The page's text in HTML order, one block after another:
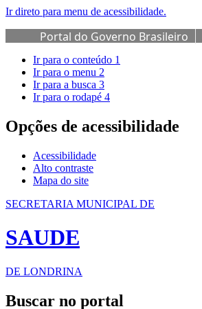
Ir direto para menu de acessibilidade.
Portal do Governo Brasileiro
Ir para o conteúdo 1
Ir para o menu 2
Ir para a busca 3
Ir para o rodapé 4
Opções de acessibilidade
Acessibilidade
Alto contraste
Mapa do site
SECRETARIA MUNICIPAL DE
SAUDE
DE LONDRINA
Buscar no portal